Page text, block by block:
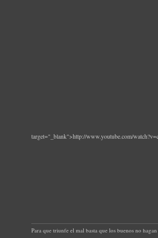
target="_blank">http://www.youtube.com/
Para que triunfe el mal basta que los buenos no